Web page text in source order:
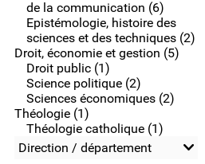
de la communication (6)
Epistémologie, histoire des
sciences et des techniques (2)
Droit, économie et gestion (5)
Droit public (1)
Science politique (2)
Sciences économiques (2)
Théologie (1)
Théologie catholique (1)
Direction / département